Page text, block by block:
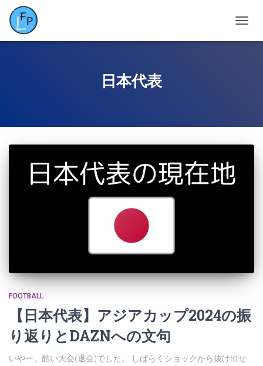
ビ
日本代表
FOOTBALL
【日本代表】アジアカップ2024の振
り返りとDAZNへの文句
いやー、酷い大会(退会)でした。 しばらくショックから抜け出せ